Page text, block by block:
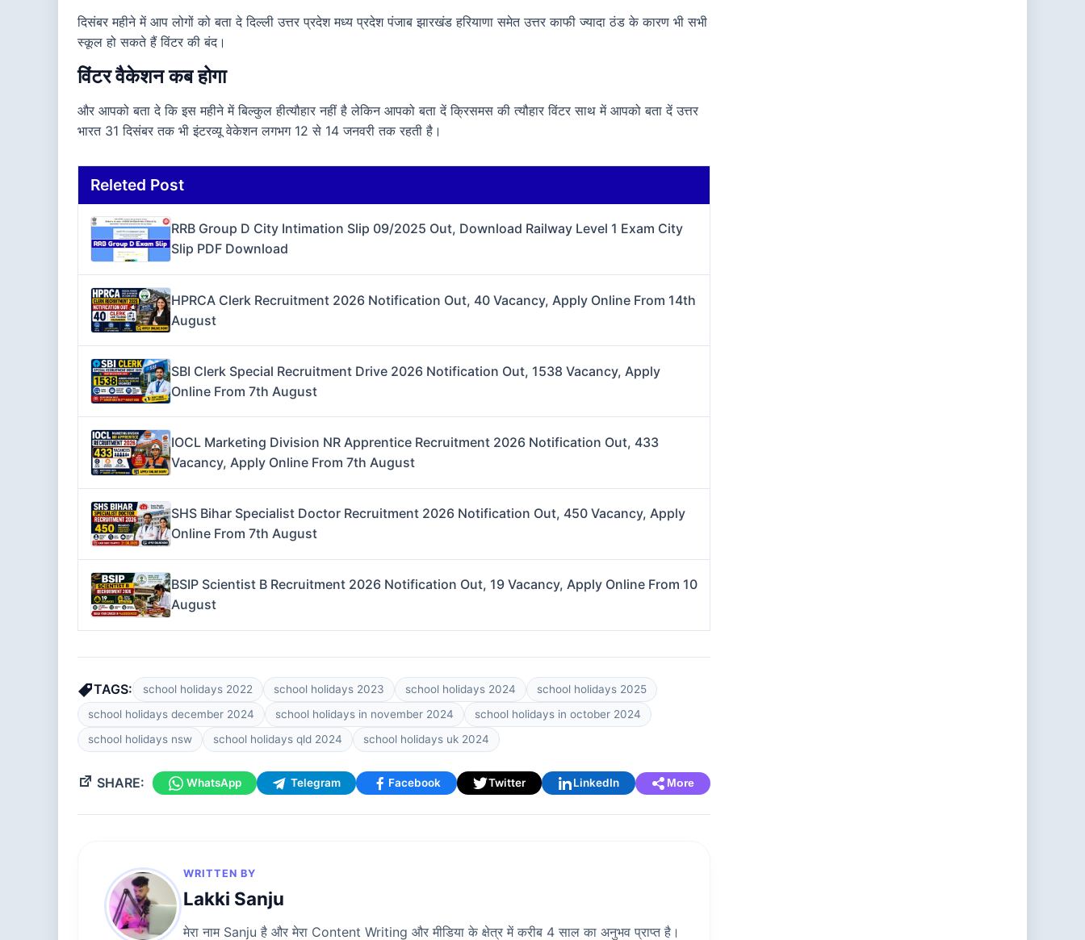
दिसंबर महीने में आप लोगों को बता दे दिल्ली उत्तर प्रदेश मध्य प्रदेश पंजाब झारखंड हरियाणा समेत उत्तर काफी ज्यादा ठंड के कारण भी सभी
स्कूल हो सकते हैं विंटर की बंद।
विंटर वैकेशन कब होगा
और आपको बता दे कि इस महीने में बिल्कुल हीत्यौहार नहीं है लेकिन आपको बता दें क्रिसमस की त्यौहार विंटर साथ में आपको बता दें उत्तर
भारत 31 दिसंबर तक भी इंटरव्यू वेकेशन लगभग 12 से 14 जनवरी तक रहती है।
Releted Post
RRB Group D City Intimation Slip 09/2025 Out, Download Railway Level 1 Exam City
Slip PDF Download
HPRCA Clerk Recruitment 2026 Notification Out, 40 Vacancy, Apply Online From 14th
August
SBI Clerk Special Recruitment Drive 2026 Notification Out, 1538 Vacancy, Apply
Online From 7th August
IOCL Marketing Division NR Apprentice Recruitment 2026 Notification Out, 433
Vacancy, Apply Online From 7th August
SHS Bihar Specialist Doctor Recruitment 2026 Notification Out, 450 Vacancy, Apply
Online From 7th August
BSIP Scientist B Recruitment 2026 Notification Out, 19 Vacancy, Apply Online From 10
August
TAGS: school holidays 2022 school holidays 2023 school holidays 2024
school holidays 2025
school holidays december 2024
school holidays in november 2024
school holidays in october 2024
school holidays nsw
school holidays qld 2024 school holidays uk 2024
SHARE: WhatsApp Telegram Facebook Twitter LinkedIn More
WRITTEN BY
Lakki Sanju
मेरा नाम Sanju है और मेरा Content Writing और मीडिया के क्षेत्र में करीब 4 साल का अनुभव प्राप्त है।